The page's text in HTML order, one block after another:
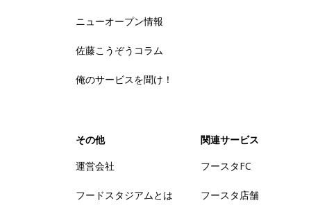
ニューオープン情報
佐藤こうぞうコラム
俺のサービスを聞け！
その他
運営会社
フードスタジアムとは
関連サービス
フースタFC
フースタ店舗